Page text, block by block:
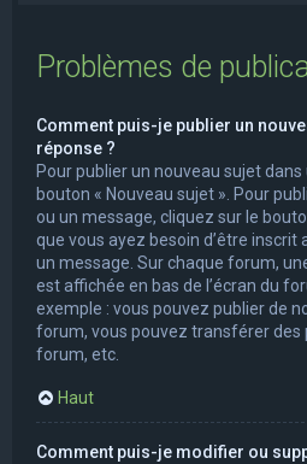
Problèmes de
Comment puis-je publier un
réponse ?
Pour publier un nouveau sujet
bouton « Nouveau sujet ». Pour
ou un message, cliquez sur le
que vous ayez besoin d’être inscrit
un message. Sur chaque forum,
est affichée en bas de l’écran du
exemple : vous pouvez publier de
forum, vous pouvez transférer des
forum, etc.
Haut
Comment puis-je modifier ou